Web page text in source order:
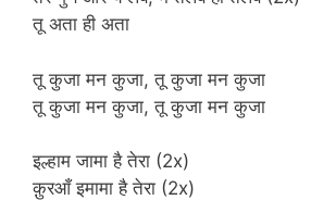
तू अता ही अता
तू कुजा मन कुजा, तू कुजा मन कुजा
तू कुजा मन कुजा, तू कुजा मन कुजा
इल्हाम जामा है तेरा (2x)
क़ुरआँ इमामा है तेरा (2x)